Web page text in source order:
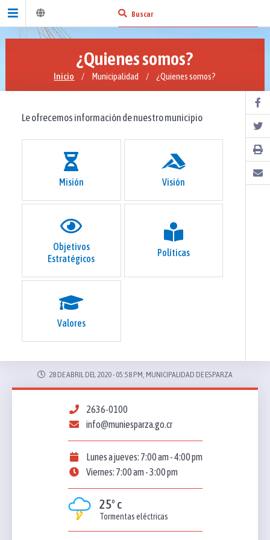
¿Quienes somos?
Inicio / Municipalidad / ¿Quienes somos?
Le ofrecemos información de nuestro municipio
Misión Visión
Objetivos
Estratégicos
Políticas
Valores
28 DE ABRIL DEL 2020 - 05:58 PM, MUNICIPALIDAD DE ESPARZA
2636-0100
info@muniesparza.go.cr
Lunes a jueves: 7:00 am - 4:00 pm
Viernes: 7:00 am - 3:00 pm
25º c
Tormentas eléctricas